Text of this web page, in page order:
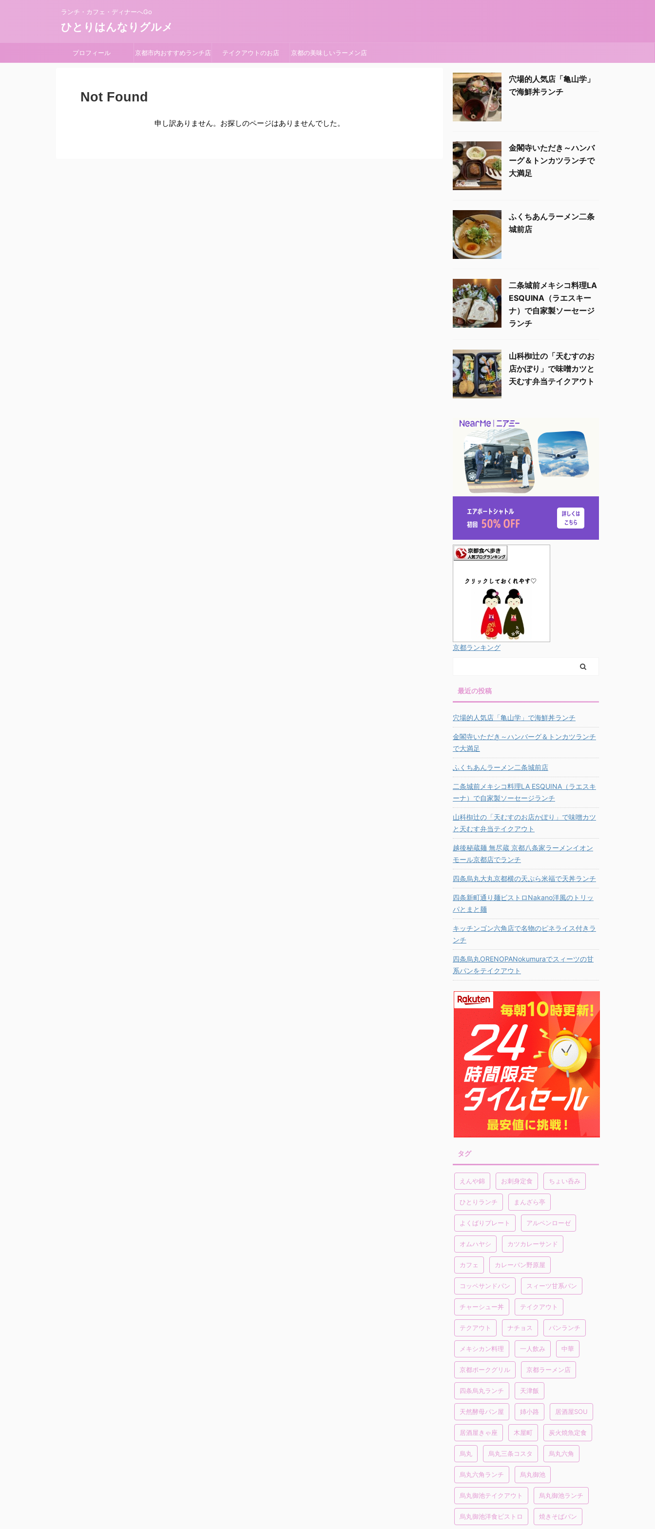
ランチ・カフェ・ディナーへGo
ひとりはんなりグルメ
プロフィール 京都市内おすすめランチ店 テイクアウトのお店 京都の美味しいラーメン店
Not Found
申し訳ありません。お探しのページはありませんでした。
穴場的人気店「亀山学」
で海鮮丼ランチ
金閣寺いただき～ハンバ
ーグ＆トンカツランチで
大満足
ふくちあんラーメン二条
城前店
二条城前メキシコ料理LA
ESQUINA（ラエスキー
ナ）で自家製ソーセージ
ランチ
山科椥辻の「天むすのお
店かぽり」で味噌カツと
天むす弁当テイクアウト
京都ランキング
最近の投稿
穴場的人気店「亀山学」で海鮮丼ランチ
金閣寺いただき～ハンバーグ＆トンカツランチ
で大満足
ふくちあんラーメン二条城前店
二条城前メキシコ料理LA ESQUINA（ラエスキ
ーナ）で自家製ソーセージランチ
山科椥辻の「天むすのお店かぽり」で味噌カツ
と天むす弁当テイクアウト
越後秘蔵麺 無尽蔵 京都八条家ラーメンイオン
モール京都店でランチ
四条烏丸大丸京都横の天ぷら米福で天丼ランチ
四条新町通り麺ビストロNakano洋風のトリッ
パとまと麺
キッチンゴン六角店で名物のピネライス付きラ
ンチ
四条烏丸ORENOPANokumuraでスィーツの甘
系パンをテイクアウト
タグ
えんや錦 お刺身定食 ちょい呑み
ひとりランチ まんざら亭
よくばりプレート アルペンローゼ
オムハヤシ カツカレーサンド
カフェ カレーパン野原屋
コッペサンドパン スィーツ甘系パン
チャーシュー丼 テイクアウト
テクアウト ナチョス パンランチ
メキシカン料理 一人飲み 中華
京都ポークグリル 京都ラーメン店
四条烏丸ランチ 天津飯
天然酵母パン屋 姉小路 居酒屋SOU
居酒屋きゃ座 木屋町 炭火焼魚定食
烏丸 烏丸三条コスタ 烏丸六角
烏丸六角ランチ 烏丸御池
烏丸御池テイクアウト 烏丸御池ランチ
烏丸御池洋食ビストロ 焼きそばパン